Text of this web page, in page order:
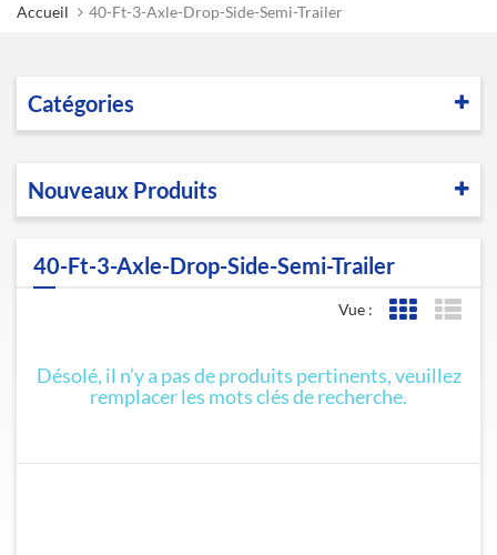
Accueil 40-Ft-3-Axle-Drop-Side-Semi-Trailer
Catégories
Nouveaux Produits
40-Ft-3-Axle-Drop-Side-Semi-Trailer
Vue : Affichage
Désolé, il n’y a pas de produits pertinents, veuillez
remplacer les mots clés de recherche.